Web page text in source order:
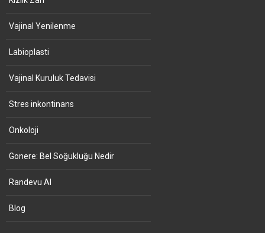
Vajinal Yenilenme
Labioplasti
Vajinal Kuruluk Tedavisi
Stres inkontinans
Onkoloji
Gonere: Bel Soğukluğu Nedir
Randevu Al
Blog